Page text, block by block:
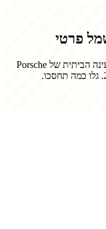
פרטי
הביתית של Porsche